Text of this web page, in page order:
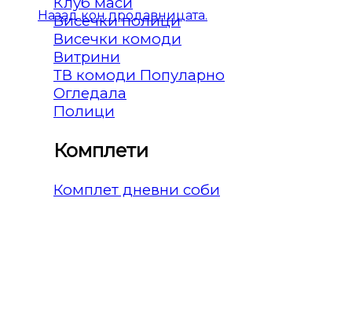
Назад кон продавницата.
Висечки полици
Висечки комоди
Витрини
ТВ комоди
Огледала
Полици
Комплети
Комплет дневни соби